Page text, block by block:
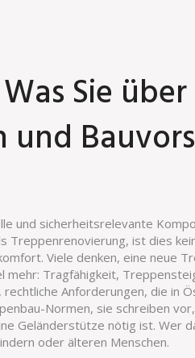
Sie über
und
und sicherheitsrelevante
Treppenrenovierung, ist dies
Viele denken, eine neue
Tragfähigkeit,
, rechtliche Anforderungen, die in
Normen, sie schreiben
Geländerstütze nötig ist. Wer
oder älteren Menschen.